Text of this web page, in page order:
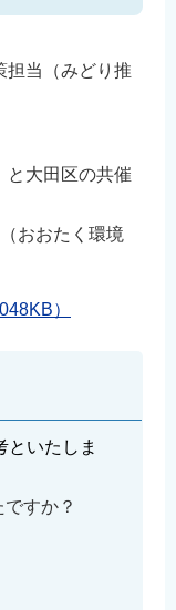
当（みどり推
と大田区の共催
おたく環境
）
といたしま
すか？